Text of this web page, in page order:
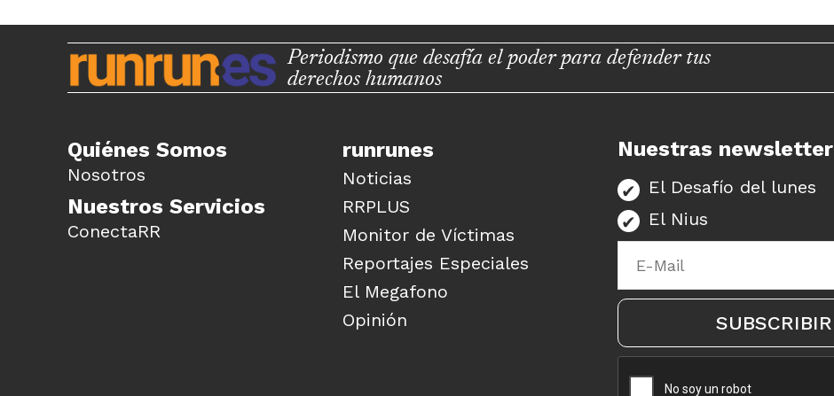
Periodismo que desafía el poder para defender tus
derechos humanos
Quiénes Somos
Nosotros
Nuestros Servicios
ConectaRR
runrunes
Noticias
RRPLUS
Monitor de Víctimas
Reportajes Especiales
El Megafono
Opinión
Nuestras newsletter
El Desafío del lunes
El Nius